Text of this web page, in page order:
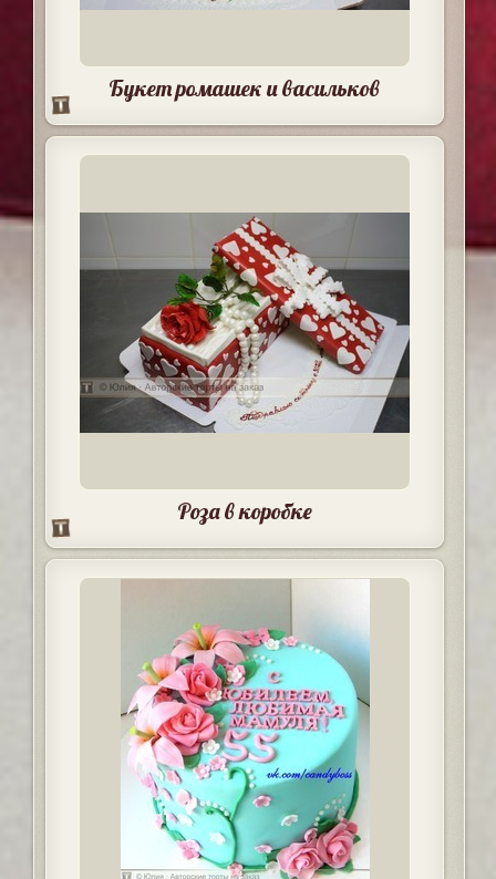
Букет ромашек и васильков
Роза в коробке